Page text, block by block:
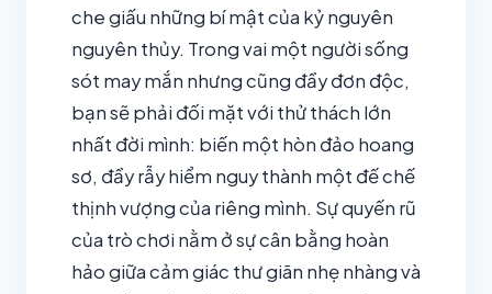
che giấu những bí mật của kỷ nguyên
nguyên thủy. Trong vai một người sống
sót may mắn nhưng cũng đầy đơn độc,
bạn sẽ phải đối mặt với thử thách lớn
nhất đời mình: biến một hòn đảo hoang
sơ, đầy rẫy hiểm nguy thành một đế chế
thịnh vượng của riêng mình. Sự quyến rũ
của trò chơi nằm ở sự cân bằng hoàn
hảo giữa cảm giác thư giãn nhẹ nhàng và